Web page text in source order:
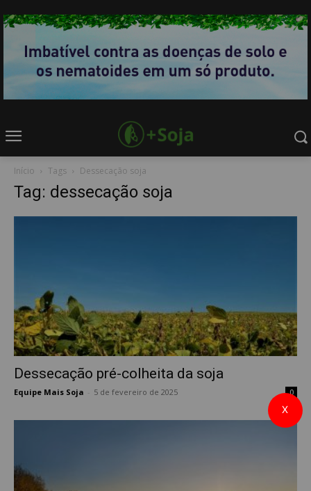
Início Tags Dessecação soja
Tag: dessecação soja
Dessecação pré-colheita da soja
Equipe Mais Soja 5 de fevereiro de 2025 0
X